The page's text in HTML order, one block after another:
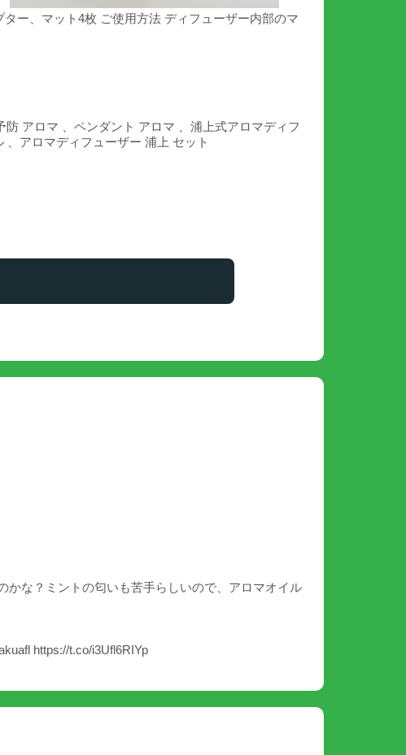
ー、マット4枚 ご使用方法 ディフューザー内部のマ
アロマ 、ペンダント アロマ 、浦上式アロマディフ
アロマディフューザー 浦上 セット
かな？ミントの匂いも苦手らしいので、アロマオイル
https://t.co/i3Ufl6RIYp